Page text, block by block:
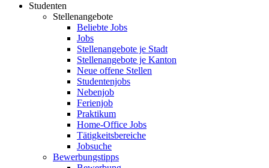
Studenten
Stellenangebote
Beliebte Jobs
Jobs
Stellenangebote je Stadt
Stellenangebote je Kanton
Neue offene Stellen
Studentenjobs
Nebenjob
Ferienjob
Praktikum
Home-Office Jobs
Tätigkeitsbereiche
Jobsuche
Bewerbungstipps